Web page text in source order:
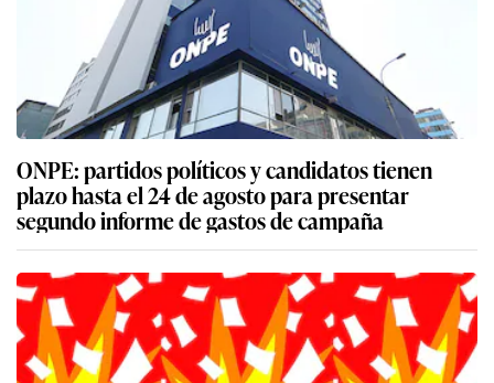
ONPE: partidos políticos y candidatos tienen
plazo hasta el 24 de agosto para presentar
segundo informe de gastos de campaña